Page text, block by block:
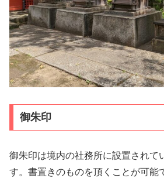
御朱印
御朱印は境内の社務所に設置されて
す。書置きのものを頂くことが可能